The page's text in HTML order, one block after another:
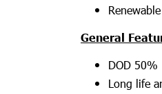
General
DOD 50%
Long life